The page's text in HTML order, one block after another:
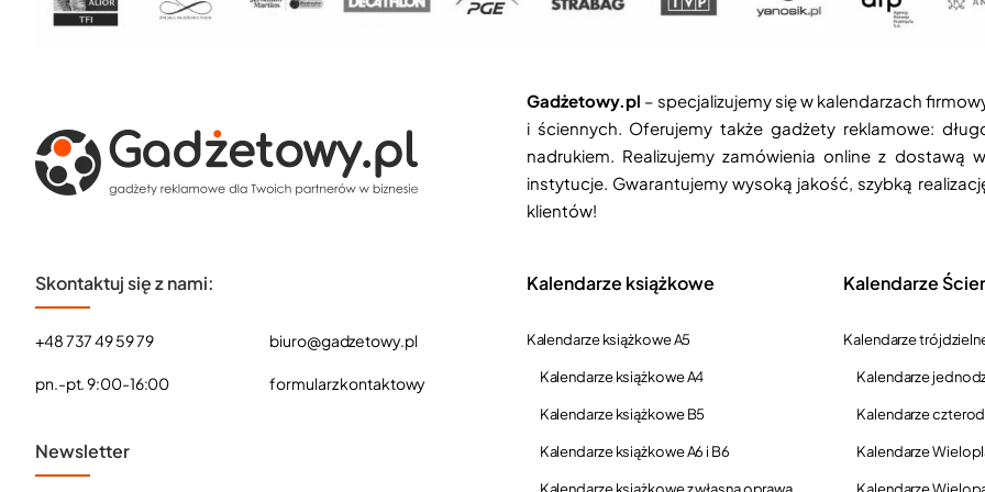
Gadżetowy.pl – specjalizujemy się w kalendarzach
i ściennych. Oferujemy także gadżety reklamowe:
nadrukiem. Realizujemy zamówienia online z dostawą
instytucje. Gwarantujemy wysoką jakość, szybką
klientów!
Skontaktuj się z nami:
+48 737 49 59 79
pn.-pt. 9:00-16:00
biuro@gadzetowy.pl
formularz kontaktowy
Newsletter
Kalendarze książkowe
Kalendarze książkowe A5
Kalendarze książkowe A4
Kalendarze książkowe B5
Kalendarze książkowe A6 i B6
Kalendarze
Kalendarze
Kalendarze
Kalendarze
Kalendarze